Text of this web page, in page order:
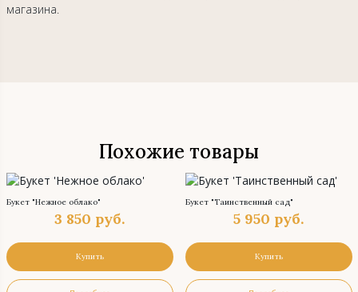
магазина.
Похожие товары
Букет "Нежное облако"
3 850 руб.
Купить
Букет "Таинственный сад"
5 950 руб.
Купить